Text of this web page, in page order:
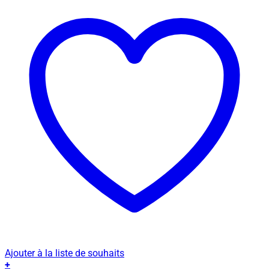
Ajouter à la liste de souhaits
+